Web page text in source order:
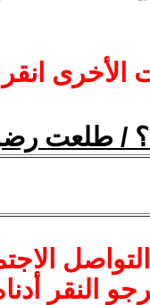
الأخرى
/ طلعت
النقر